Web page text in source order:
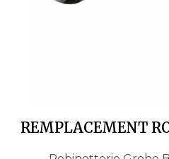
REMPLACEMENT